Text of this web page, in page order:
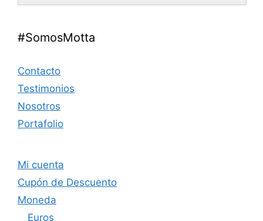
#SomosMotta
Contacto
Testimonios
Nosotros
Portafolio
Mi cuenta
Cupón de Descuento
Moneda
Euros